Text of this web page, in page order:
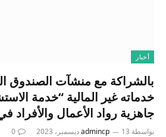
أخبار
بالشراكة مع منشآت الصندوق
خدماته غير المالية “خدمة
جاهزية رواد الأعمال والأفراد
بواسطة admincp 13 ديسمبر، 2023 0